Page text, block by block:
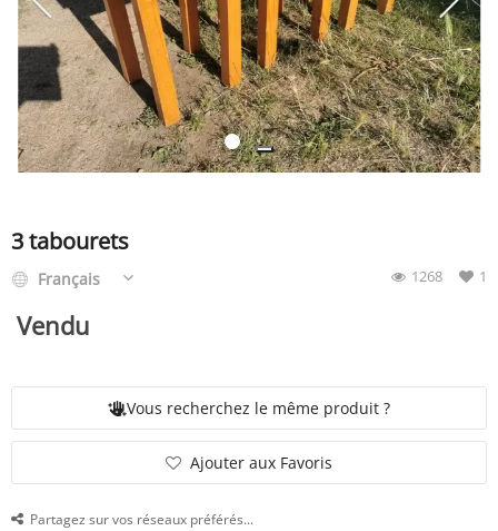
SERVICE
ÉVÉNEMENT
BILLET & COVOIT'
Français
3 tabourets
1
1268
Français
Vendu
Vous recherchez le même produit ?
Ajouter aux Favoris
Partagez sur vos réseaux préférés...